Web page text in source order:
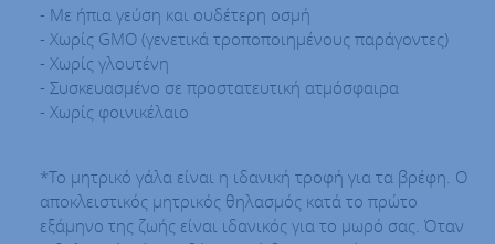
- Με ήπια γεύση και ουδέτερη οσμή
- Χωρίς GMO (γενετικά τροποποιημένους παράγοντες)
- Χωρίς γλουτένη
- Συσκευασμένο σε προστατευτική ατμόσφαιρα
- Χωρίς φοινικέλαιο
*Το μητρικό γάλα είναι η ιδανική τροφή για τα βρέφη. Ο
αποκλειστικός μητρικός θηλασμός κατά το πρώτο
εξάμηνο της ζωής είναι ιδανικός για το μωρό σας. Όταν